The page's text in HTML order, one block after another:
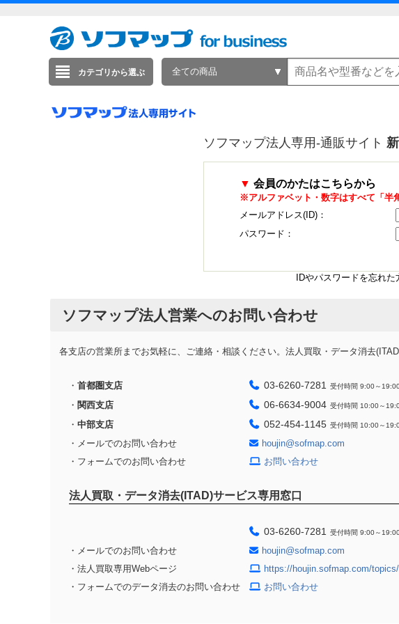
カテゴリから選ぶ 全ての商品
ソフマップ法人専用-通販サイト
▼ 会員のかたはこちらから
※アルファベット・数字はすべて「半
メールアドレス(ID)：
パスワード：
IDやパスワードを忘れた
ソフマップ法人営業へのお問い合わせ
各支店の営業所までお気軽に、ご連絡・相談ください。法人買取・データ消去
・ 首都圏支店 03-6260-7281 受付時間 9:00～19:00
・ 関西支店 06-6634-9004 受付時間 10:00～
・ 中部支店 052-454-1145 受付時間 10:00～
・メールでのお問い合わせ
houjin@sofmap.com
・フォームでのお問い合わせ
お問い合わせ
法人買取・データ消去(ITAD)サービス専用窓口
03-6260-7281 受付時間 9:00～19:00
・メールでのお問い合わせ
houjin@sofmap.com
・法人買取専用Webページ
https://houjin.sofmap.com/
・フォームでのデータ消去のお問い合わせ
お問い合わせ